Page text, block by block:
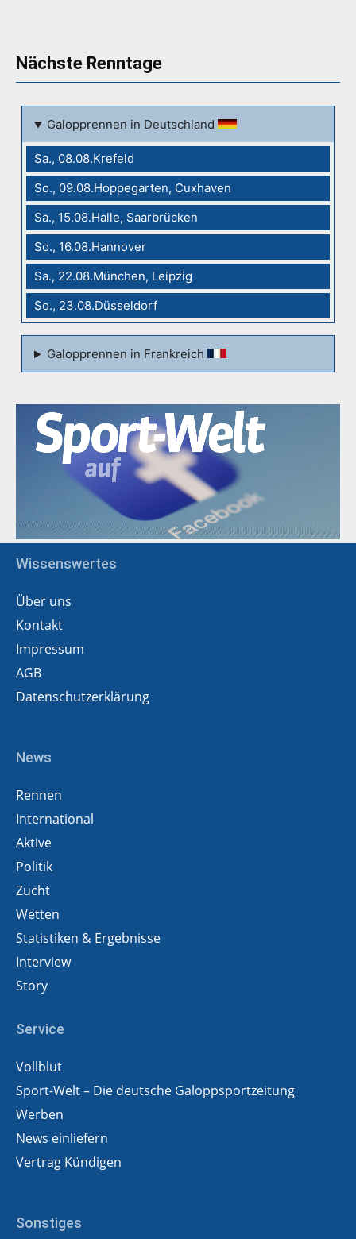
Nächste Renntage
Galopprennen in Deutschland
Sa., 08.08.Krefeld
So., 09.08.Hoppegarten, Cuxhaven
Sa., 15.08.Halle, Saarbrücken
So., 16.08.Hannover
Sa., 22.08.München, Leipzig
So., 23.08.Düsseldorf
Galopprennen in Frankreich
Wissenswertes
Über uns
Kontakt
Impressum
AGB
Datenschutzerklärung
News
Rennen
International
Aktive
Politik
Zucht
Wetten
Statistiken & Ergebnisse
Interview
Story
Service
Vollblut
Sport-Welt – Die deutsche Galoppsportzeitung
Werben
News einliefern
Vertrag Kündigen
Sonstiges